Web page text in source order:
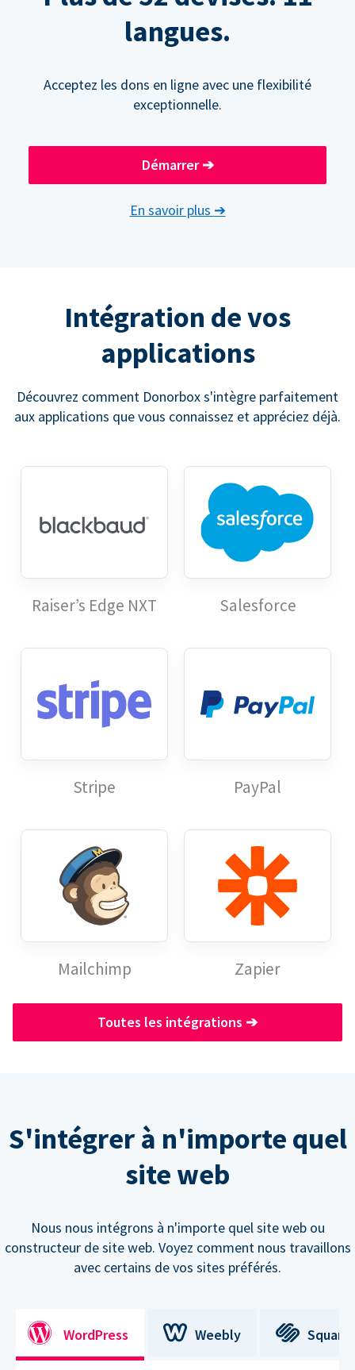
langues.
Acceptez les dons en ligne avec une flexibilité
exceptionnelle.
Démarrer➔
En savoir plus ➔
Intégration de vos
applications
Découvrez comment Donorbox s'intègre parfaitement
aux applications que vous connaissez et appréciez déjà.
Raiser’s Edge NXT Salesforce
Stripe PayPal
Mailchimp Zapier
Toutes les intégrations ➔
S'intégrer à n'importe quel
site web
Nous nous intégrons à n'importe quel site web ou
constructeur de site web. Voyez comment nous travaillons
avec certains de vos sites préférés.
WordPress Weebly